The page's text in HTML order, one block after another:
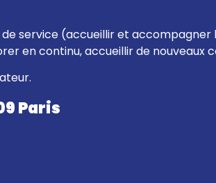
de service (accueillir et
en continu, accueillir de nouveaux
Paris